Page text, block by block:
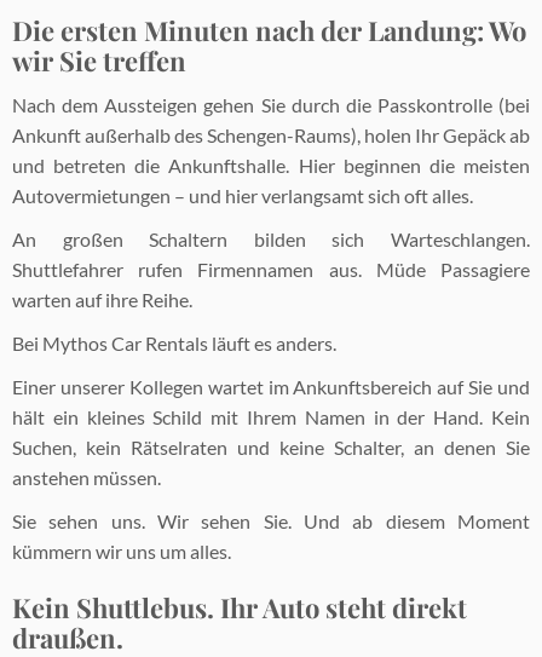
Die ersten Minuten nach der Landung: Wo
wir Sie treffen
Nach dem Aussteigen gehen Sie durch die Passkontrolle (bei
Ankunft außerhalb des Schengen-Raums), holen Ihr Gepäck ab
und betreten die Ankunftshalle. Hier beginnen die meisten
Autovermietungen – und hier verlangsamt sich oft alles.
An großen Schaltern bilden sich Warteschlangen.
Shuttlefahrer rufen Firmennamen aus. Müde Passagiere
warten auf ihre Reihe.
Bei Mythos Car Rentals läuft es anders.
Einer unserer Kollegen wartet im Ankunftsbereich auf Sie und
hält ein kleines Schild mit Ihrem Namen in der Hand. Kein
Suchen, kein Rätselraten und keine Schalter, an denen Sie
anstehen müssen.
Sie sehen uns. Wir sehen Sie. Und ab diesem Moment
kümmern wir uns um alles.
Kein Shuttlebus. Ihr Auto steht direkt
draußen.